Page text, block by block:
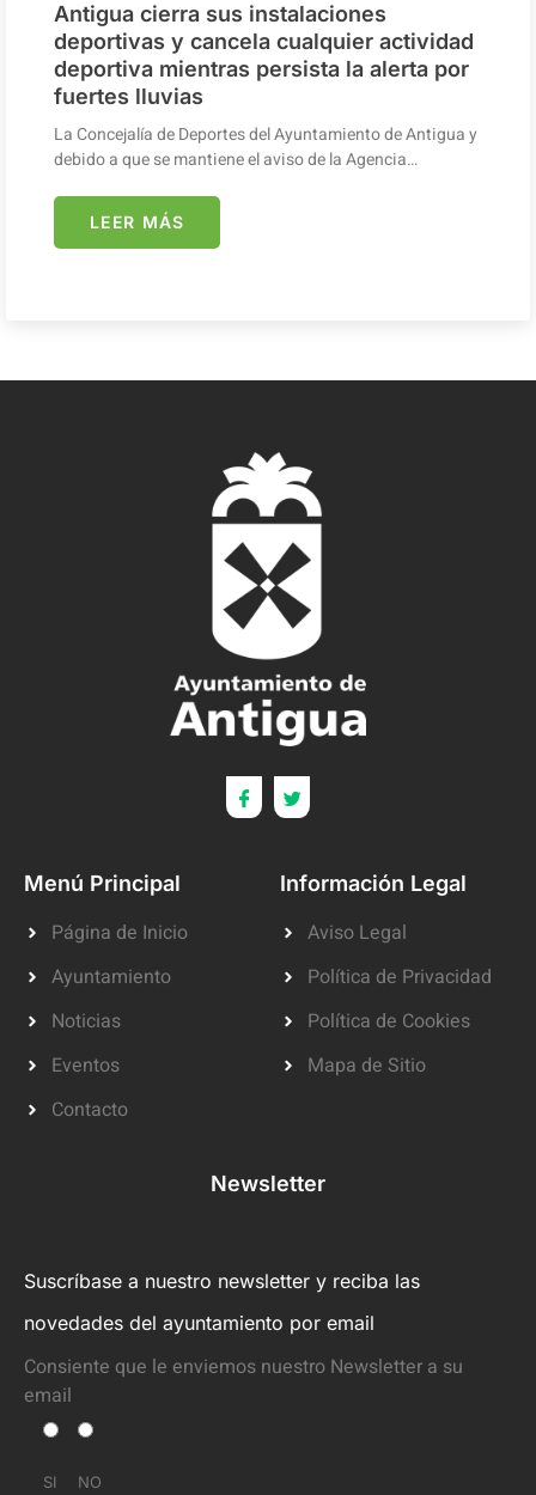
Antigua cierra sus instalaciones
deportivas y cancela cualquier actividad
deportiva mientras persista la alerta por
fuertes lluvias
La Concejalía de Deportes del Ayuntamiento de Antigua y
debido a que se mantiene el aviso de la Agencia…
LEER MÁS
Menú Principal
Página de Inicio
Ayuntamiento
Noticias
Eventos
Contacto
Información Legal
Aviso Legal
Política de Privacidad
Política de Cookies
Mapa de Sitio
Newsletter
Suscríbase a nuestro newsletter y reciba las
novedades del ayuntamiento por email
Consiente que le enviemos nuestro Newsletter a su
email
SI NO